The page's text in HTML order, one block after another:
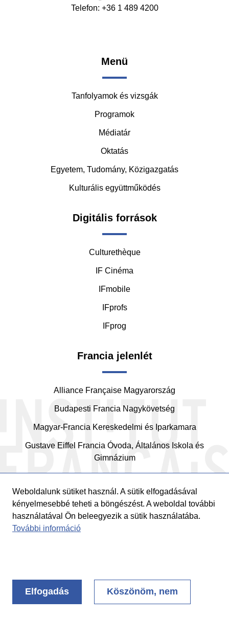
Telefon: +36 1 489 4200
Menü
Tanfolyamok és vizsgák
Programok
Médiatár
Oktatás
Egyetem, Tudomány, Közigazgatás
Kulturális együttműködés
Digitális források
Culturethèque
IF Cinéma
IFmobile
IFprofs
IFprog
Francia jelenlét
Alliance Française Magyarország
Budapesti Francia Nagykövetség
Magyar-Francia Kereskedelmi és Iparkamara
Gustave Eiffel Francia Óvoda, Általános Iskola és
Gimnázium
FooterMENTIONS LÉGALES CRÉDITS
Weboldalunk sütiket használ. A sütik elfogadásával
kényelmesebbé teheti a böngészést. A weboldal további
használatával Ön beleegyezik a sütik használatába.
További információ
Elfogadás Köszönöm, nem